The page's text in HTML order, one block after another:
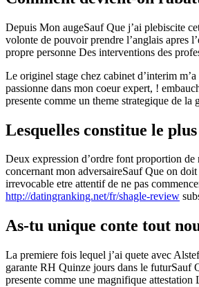
Depuis Mon augeSauf Que j’ai plebiscite
volonte de pouvoir prendre l’anglais apres
propre personne Des interventions des
Le originel stage chez cabinet d’interim
passionne dans mon coeur expert, !
presente comme un theme strategique de la
Lesquelles constitue le
Deux expression d’ordre font proportion de
concernant mon adversaireSauf Que on
irrevocable etre attentif de ne pas
http://datingranking.net/fr/shagle-review
As-tu unique conte tout
La premiere fois lequel j’ai quete avec
garante RH Quinze jours dans le futurSauf
presente comme une magnifique attestation